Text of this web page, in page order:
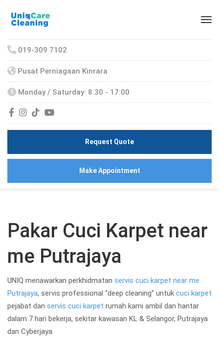
019-309 7102
Pusat Perniagaan Kinrara
Monday / Saturday: 8:30 - 17:00
Request Quote
Make Appointment
Pakar Cuci Karpet near
me Putrajaya
UNIQ menawarkan perkhidmatan servis cuci karpet near me
Putrajaya, servis professional “deep cleaning” untuk cuci karpet
pejabat dan servis cuci karpet rumah kami ambil dan hantar
dalam 7 hari bekerja, sekitar kawasan KL & Selangor, Putrajaya
dan Cyberjaya.